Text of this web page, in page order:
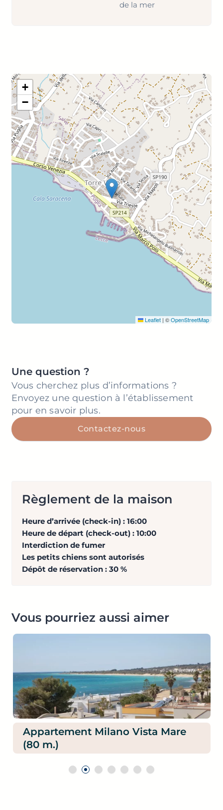
de la mer
+
−
Leaflet | ©OpenStreetMap
Une question ?
Vous cherchez plus d’informations ?
Envoyez une question à l’établissement
pour en savoir plus.
Contactez-nous
Règlement de la maison
Heure d’arrivée (check-in) : 16:00
Heure de départ (check-out) : 10:00
Interdiction de fumer
Les petits chiens sont autorisés
Dépôt de réservation : 30 %
Vous pourriez aussi aimer
Appartement Milano Vista Mare
(80 m.)